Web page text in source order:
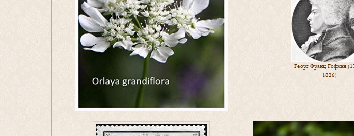
Георг Франц Гофман
1826)